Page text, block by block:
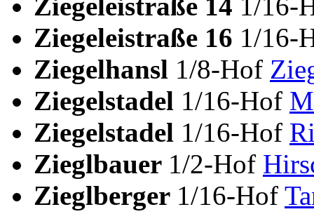
Ziegeleistraße 16 1/16-
Ziegelhansl 1/8-Hof
Ziegelstadel 1/16-Hof
Ziegelstadel 1/16-Hof
Zieglbauer 1/2-Hof
Zieglberger 1/16-Hof